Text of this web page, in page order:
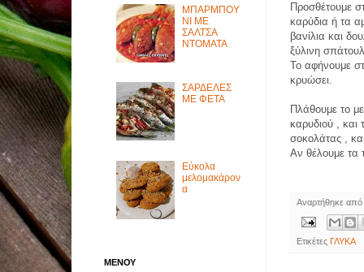
Προσθέτουμε
καρύδια ή τα
βανίλια και
ξύλινη
Το αφήνουμε
κρυώσει.
Πλάθουμε το
καρυδιού , και
σοκολάτας ,
Αν θέλουμε τα
Αναρτήθηκε
Ετικέτες ΓΛΥΚΑ
ΜΠΑΡΜΠΟΥ
ΝΙ ΜΕ
ΣΑΛΤΣΑ
ΝΤΟΜΑΤΑ
ΣΑΡΔΕΛΕΣ
ΜΕ ΦΕΤΑ
Εύκολα
μελομακάρον
α
ΜΕΝΟΥ